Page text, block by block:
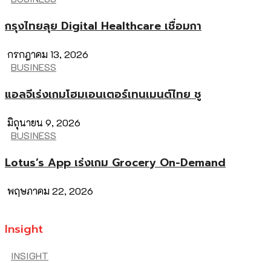
กรุงไทยลุย Digital Healthcare เชื่อมกา
กรกฎาคม 13, 2026
BUSINESS
แอลจีเร่งเกมโฮมเอนเตอร์เทนเมนต์ไทย ชู
มิถุนายน 9, 2026
BUSINESS
Lotus’s App เร่งเกม Grocery On-Demand
พฤษภาคม 22, 2026
Insight
INSIGHT